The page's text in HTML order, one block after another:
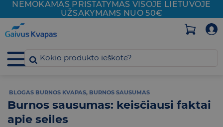
Skip
to
content
NEMOKAMAS PRISTATYMAS VISOJE LIETUVOJE
UŽSAKYMAMS NUO 50€
BLOGAS BURNOS KVAPAS, BURNOS SAUSUMAS
Burnos sausumas: keisčiausi faktai
apie seiles